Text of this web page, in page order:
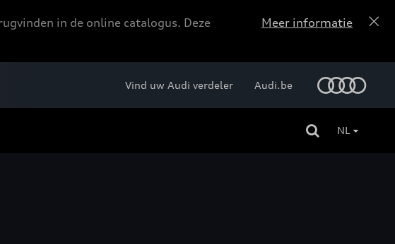
in de online catalogus. Deze
Meer informatie
Vind uw Audi verdeler Audi.be
NL